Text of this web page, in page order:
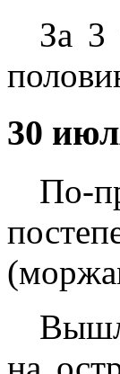
За 3
30
По-